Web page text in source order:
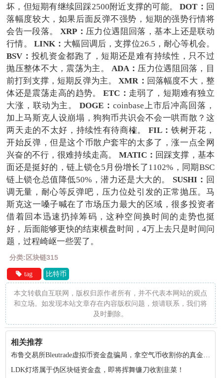
坏，但短期有继续回踩2500附近支撑的可能。DOT： 回
落幅度较大，如果后面反弹不强势，短期的强势行情将
会告一段落。XRP： 压力位遇阻回落，基本上还是联动
行情。 LINK： 大幅回调后，支撑位26.5，耐心等机会。
BSV： 投机资金都跑了，短期还是难有持续性，只不过
抛压整体不大，震荡为主。 ADA： 压力位遇阻回落，目
前打到支撑，短期反弹为主。XMR： 回落幅度不大，整
体还是震荡走高的趋势。ETC： 走弱了，短期难有独立
大涨，联动为主。DOGE： coinbase上市后冲高回落，
加上马斯克人设崩塌，狗狗币共识会不会一哄而散？这
两天走的不太好，持续性有待商榷。 FIL：铁树开花，
开始反弹，但是这个币散户套牢的太多了，涨一点全网
兴奋的不行，很难持续走高。 MATIC： 回踩支撑，基本
面还是挺好的，链上锁仓5月份增长了1102%，同期BSC
链上锁仓总值降低50%，潜力还是大大的。 SUSHI： 回
调无量，耐心等反弹吧，压力位处引发的正常抛压。马
斯克这一嗓子喊在了市场压力最大的区域，很多投资者
借着回本迅速扔掉筹码，这种空间换时间的走势也挺
好，后面能够更快的结束横盘时间，4万上去只是时间问
题，过程崎岖一些罢了。
分类:区块链315
tag 比特币
本文转载自互联网，版权归原作者所有，并不代表本网站的观点
和立场。如发现本站文章存在内容版权问题，烦请联系，我们将
及时删除。
相关推荐
布鲁交易所Bleutrade虚拟币资金盘骗局，拿空气币收割你的真金白银！
LDK灯塔属于伪区块链资金盘，即将挥舞镰刀收割韭菜！